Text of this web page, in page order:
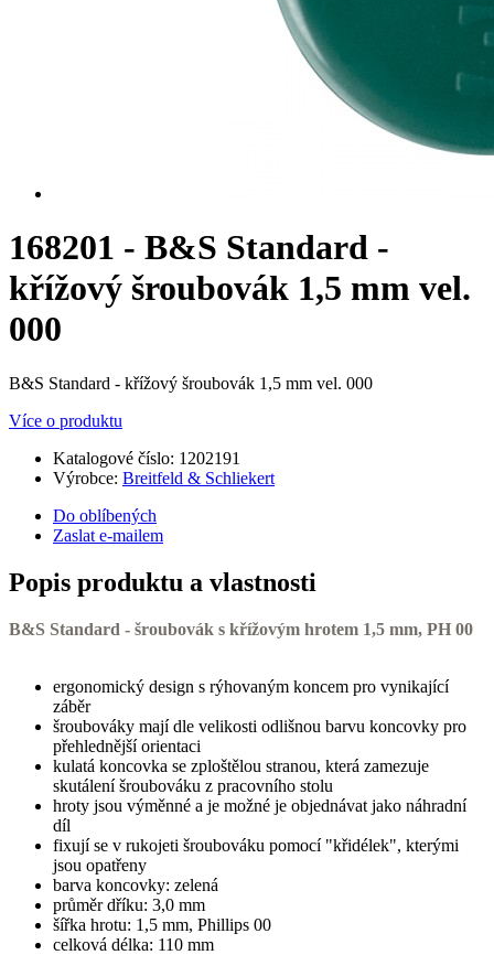
168201 - B&S Standard -
křížový šroubovák 1,5 mm vel.
000
B&S Standard - křížový šroubovák 1,5 mm vel. 000
Více o produktu
Katalogové číslo: 1202191
Výrobce: Breitfeld & Schliekert
Do oblíbených
Zaslat e-mailem
Popis produktu a vlastnosti
B&S Standard - šroubovák s křížovým hrotem 1,5 mm, PH 00
ergonomický design s rýhovaným koncem pro vynikající
záběr
šroubováky mají dle velikosti odlišnou barvu koncovky pro
přehlednější orientaci
kulatá koncovka se zploštělou stranou, která zamezuje
skutálení šroubováku z pracovního stolu
hroty jsou výměnné a je možné je objednávat jako náhradní
díl
fixují se v rukojeti šroubováku pomocí "křidélek", kterými
jsou opatřeny
barva koncovky: zelená
průměr dříku: 3,0 mm
šířka hrotu: 1,5 mm, Phillips 00
celková délka: 110 mm